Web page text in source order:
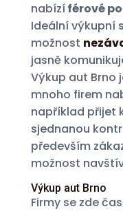
nabízíférové
Ideální výkupní
možnost
jasně
Výkup aut Brno
mnoho firem
například přijet
sjednanou
především
možnost
Výkup aut Brno
Firmy se zde